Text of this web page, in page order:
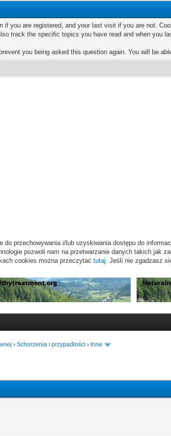
you are registered, and your last visit if you are not.
track the specific topics you have read and when you
you being asked this question again. You will be
przechowywania i/lub uzyskiwania dostępu do
pozwoli nam na przetwarzanie danych takich jak
cookies można przeczytaćtutaj. Jeśli nie zgadzasz
›Schorzenia i przypadłości › Inne